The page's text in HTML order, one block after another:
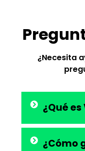
¿Necesita
¿Qué
¿Cómo